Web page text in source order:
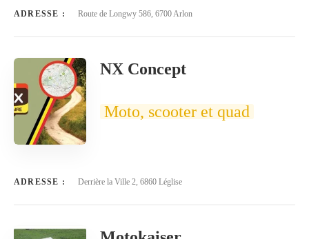
ADRESSE : Route de Longwy 586, 6700 Arlon
NX Concept
Moto, scooter et quad
ADRESSE : Derrière la Ville 2, 6860 Léglise